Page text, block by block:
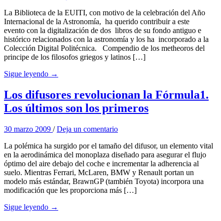
La Biblioteca de la EUITI, con motivo de la celebración del Año
Internacional de la Astronomía, ha querido contribuir a este
evento con la digitalización de dos libros de su fondo antiguo e
histórico relacionados con la astronomía y los ha incorporado a la
Colección Digital Politécnica. Compendio de los metheoros del
principe de los filosofos griegos y latinos […]
Sigue leyendo →
Los difusores revolucionan la Fórmula1.
Los últimos son los primeros
30 marzo 2009 /Deja un comentario
La polémica ha surgido por el tamaño del difusor, un elemento vital
en la aerodinámica del monoplaza diseñado para asegurar el flujo
óptimo del aire debajo del coche e incrementar la adherencia al
suelo. Mientras Ferrari, McLaren, BMW y Renault portan un
modelo más estándar, BrawnGP (también Toyota) incorpora una
modificación que les proporciona más […]
Sigue leyendo →